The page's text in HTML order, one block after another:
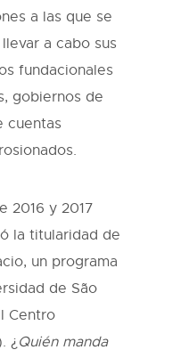
a las que se
a cabo sus
fundacionales
gobiernos de
cuentas
2016 y 2017
la titularidad de
un programa
de São
Centro
¿ Quién manda